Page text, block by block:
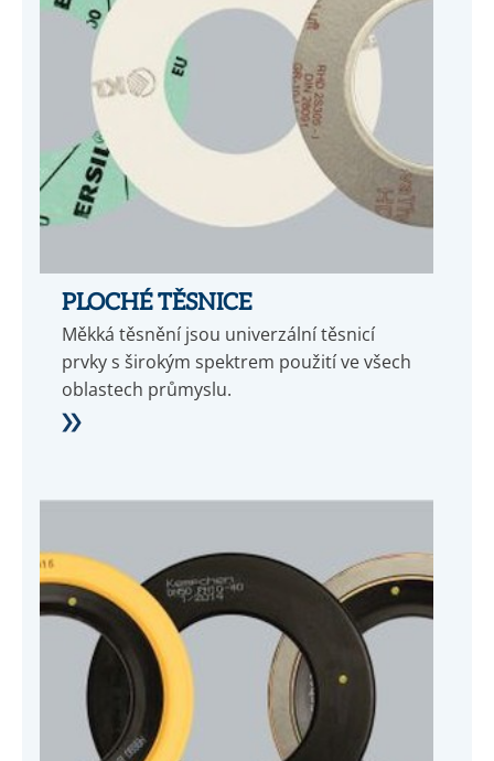
PLOCHÉ TĚSNICE
Měkká těsnění jsou univerzální těsnicí
prvky s širokým spektrem použití ve všech
oblastech průmyslu.